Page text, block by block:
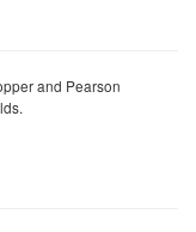
and Pearson